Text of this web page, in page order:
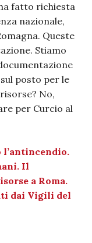
fatto richiesta
nazionale,
Queste
Stiamo
posto per le
No,
per Curcio al
Il
a Roma.
dai Vigili del